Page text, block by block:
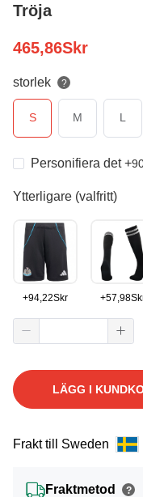
Tröja
465,86Skr
storlek ?
S M L
Personifiera det+
Ytterligare (valfritt)
+94,22Skr +57,98
LÄGG I
Frakt till Sweden
Fraktmetod ?